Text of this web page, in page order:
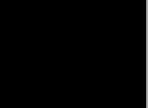
borde